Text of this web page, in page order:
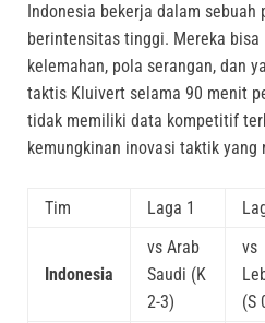
Indonesia bekerja dalam
berintensitas tinggi. Mereka bisa
kelemahan, pola serangan, dan
taktis Kluivert selama 90 menit
tidak memiliki data kompetitif
kemungkinan inovasi taktik yang
Tim Laga 1
Indonesia
vs Arab
Saudi (K
2-3)
vs
(S